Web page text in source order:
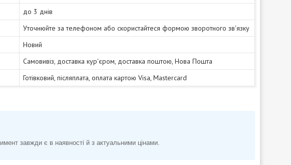
до 3 днів
Уточнюйте за телефоном або скористайтеся формою зворотного зв'язку
Новий
Самовивіз, доставка кур'єром, доставка поштою, Нова Пошта
Готівковий, післяплата, оплата картою Visa, Mastercard
завжди є в наявності й з актуальними цінами.